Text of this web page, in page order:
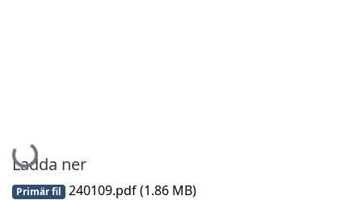
Hämtar...
Ladda ner
Primär fil 240109.pdf(1.86 MB)